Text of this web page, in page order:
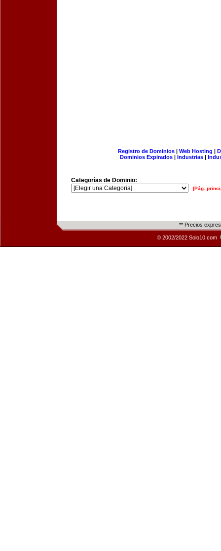
Registro de Dominios| Web Hosting |
Dominios Expirados | Industrias |
Categorías de Dominio:
[Pág.
** Precios
© 2002/2022 Solo10.com